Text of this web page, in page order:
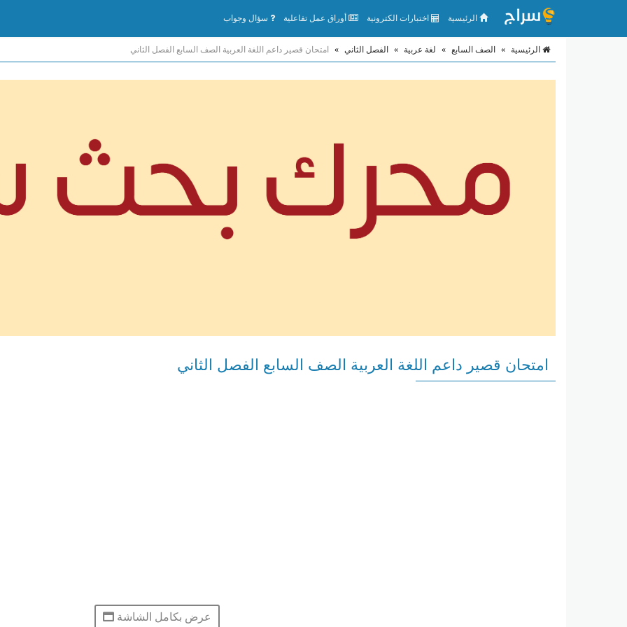
الرئيسية اختبارات الكترونية أوراق عمل تفاعلية سؤال وجواب
الرئيسية » الصف السابع » لغة عربية » الفصل الثاني » امتحان قصير داعم اللغة العربية الصف السابع الفصل الثاني
امتحان قصير داعم اللغة العربية الصف السابع الفصل الثاني
عرض بكامل الشاشة